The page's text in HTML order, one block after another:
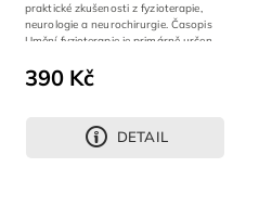
390 Kč
DETAIL
praktické zkušenosti z fyzioterapie,
neurologie a neurochirurgie. Časopis
Umění fyzioterapie je primárně určen...